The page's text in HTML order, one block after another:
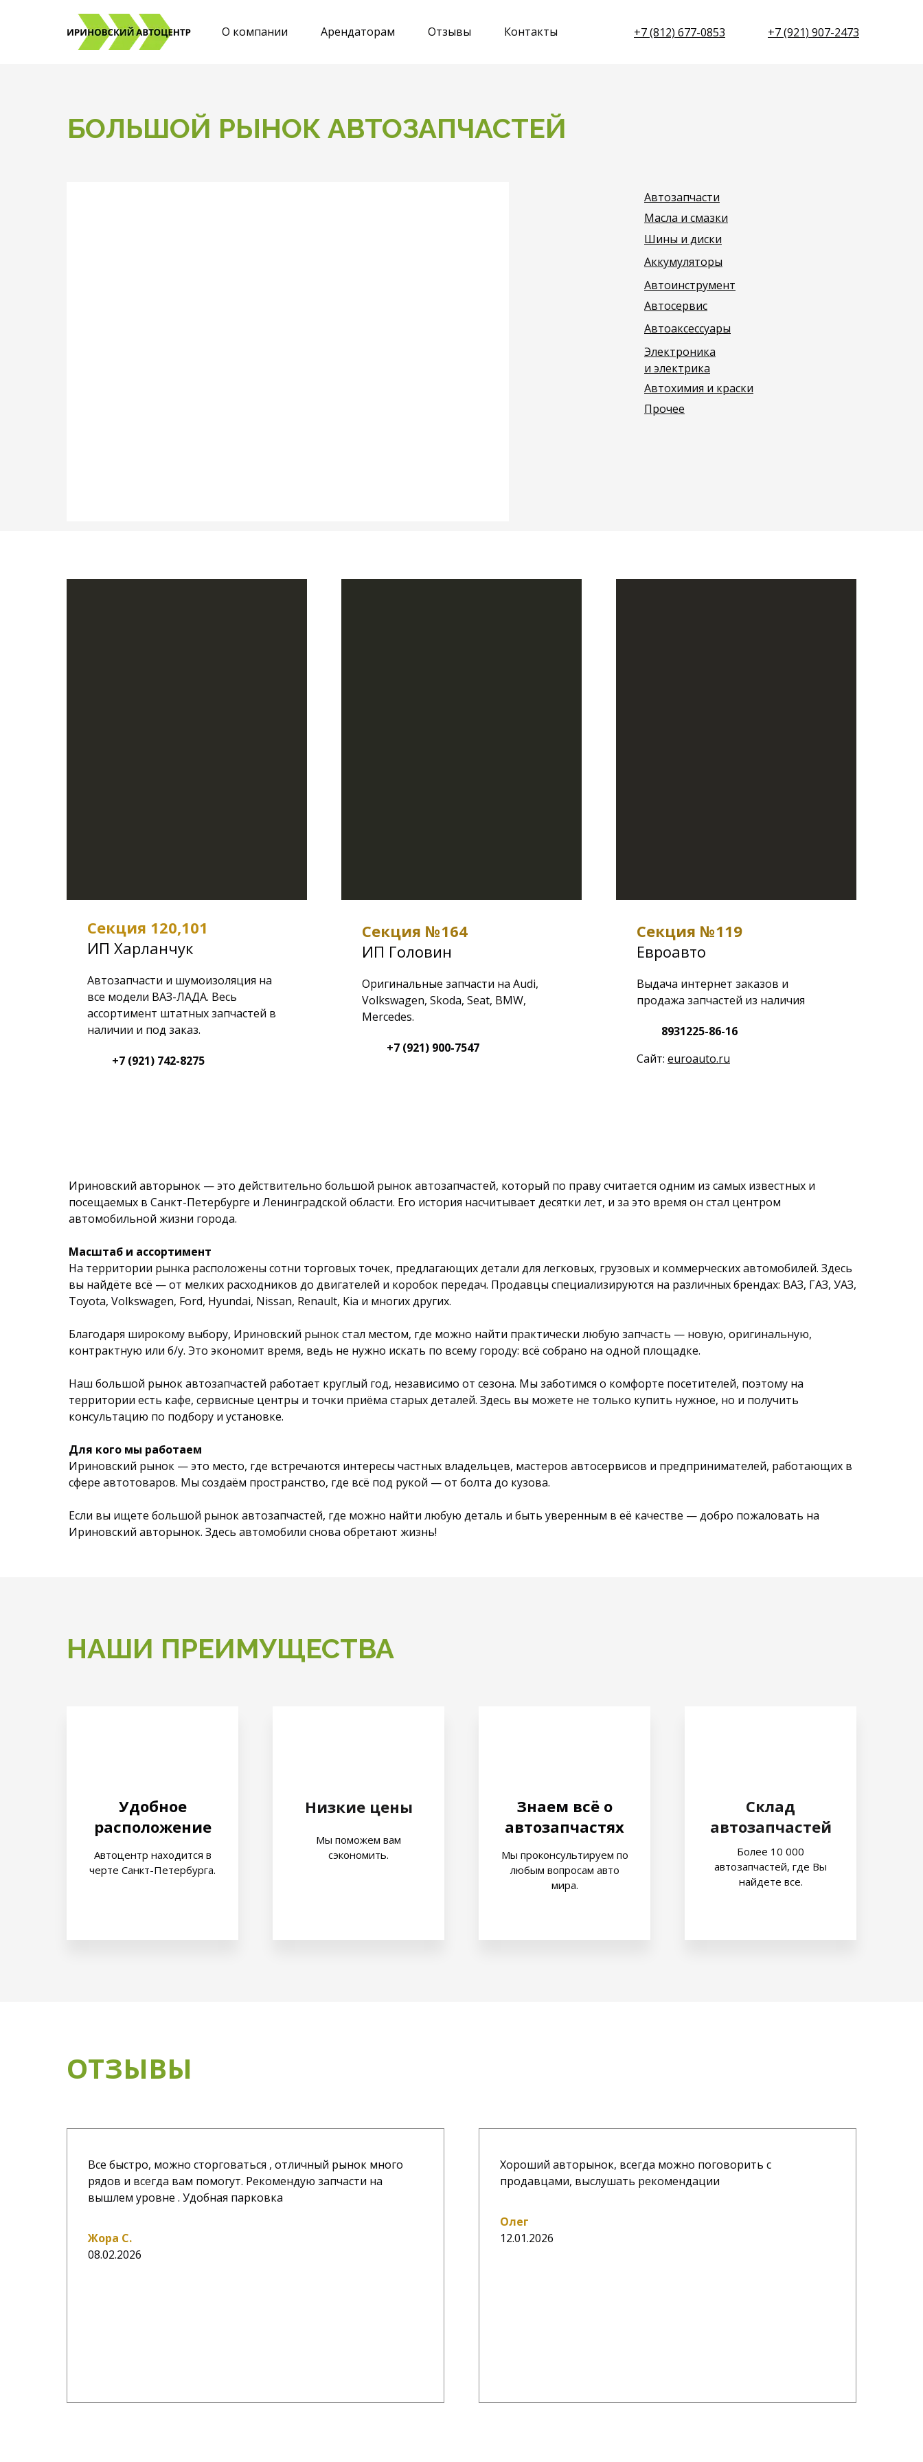
О компании Арендаторам Отзывы Контакты +7 (812) 677-0853 +7 (921) 907-2473
Прочее
Автохимия и краски
Электроника
и электрика
Автоаксессуары
Автосервис
Автоинструмент
Аккумуляторы
Шины и диски
Масла и смазки
Автозапчасти
БОЛЬШОЙ РЫНОК АВТОЗАПЧАСТЕЙ
Секция 120,101
ИП Харланчук
Автозапчасти и шумоизоляция на
все модели ВАЗ-ЛАДА. Весь
ассортимент штатных запчастей в
наличии и под заказ.
+7 (921) 742-8275
Секция №164
ИП Головин
Оригинальные запчасти на Audi,
Volkswagen, Skoda, Seat, BMW,
Mercedes.
+7 (921) 900-7547
Секция №119
Евроавто
Выдача интернет заказов и
продажа запчастей из наличия
8931225-86-16
Сайт: euroauto.ru
Ириновский авторынок — это действительно большой рынок автозапчастей, который по праву считается одним из самых известных и
посещаемых в Санкт-Петербурге и Ленинградской области. Его история насчитывает десятки лет, и за это время он стал центром
автомобильной жизни города.
Масштаб и ассортимент
На территории рынка расположены сотни торговых точек, предлагающих детали для легковых, грузовых и коммерческих автомобилей. Здесь
вы найдёте всё — от мелких расходников до двигателей и коробок передач. Продавцы специализируются на различных брендах: ВАЗ, ГАЗ, УАЗ,
Toyota, Volkswagen, Ford, Hyundai, Nissan, Renault, Kia и многих других.
Благодаря широкому выбору, Ириновский рынок стал местом, где можно найти практически любую запчасть — новую, оригинальную,
контрактную или б/у. Это экономит время, ведь не нужно искать по всему городу: всё собрано на одной площадке.
Наш большой рынок автозапчастей работает круглый год, независимо от сезона. Мы заботимся о комфорте посетителей, поэтому на
территории есть кафе, сервисные центры и точки приёма старых деталей. Здесь вы можете не только купить нужное, но и получить
консультацию по подбору и установке.
Для кого мы работаем
Ириновский рынок — это место, где встречаются интересы частных владельцев, мастеров автосервисов и предпринимателей, работающих в
сфере автотоваров. Мы создаём пространство, где всё под рукой — от болта до кузова.
Если вы ищете большой рынок автозапчастей, где можно найти любую деталь и быть уверенным в её качестве — добро пожаловать на
Ириновский авторынок. Здесь автомобили снова обретают жизнь!
НАШИ ПРЕИМУЩЕСТВА
Удобное
расположение
Автоцентр находится в
черте Санкт-Петербурга.
Низкие цены
Мы поможем вам
сэкономить.
Знаем всё о
автозапчастях
Мы проконсультируем по
любым вопросам авто
мира.
Склад
автозапчастей
Более 10 000
автозапчастей, где Вы
найдете все.
ОТЗЫВЫ
Все быстро, можно сторговаться , отличный рынок много
рядов и всегда вам помогут. Рекомендую запчасти на
вышлем уровне . Удобная парковка
Жора С.
08.02.2026
Хороший авторынок, всегда можно поговорить с
продавцами, выслушать рекомендации
Олег
12.01.2026